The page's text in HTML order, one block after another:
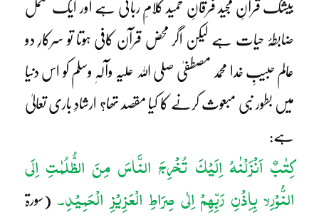
بیشک قرآنِ مجید فرقانِ حمید کلامِ ربانی ہے اور ایک مکمل
ضابطۂ حیات ہے لیکن اگر محض قرآن کافی ہوتا تو سرکارِ دو
عالم حبیبِ خدا محمد مصطفیٰ صلی اللہ علیہ وآلہٖ وسلم کو اس دنیا
میں بطور نبی مبعوث کرنے کا کیا مقصد تھا؟ ارشادِ باری تعالیٰ
ہے:
کِتٰبٌ اَنْزَلْنٰہُ اِلَیْکَ تُخْرِجَ النَّاسَ مِنَ الظُّلُمٰتِ اِلَی
النُّوْرِلا بِاِذْنِ رَبِّھِمْ اِلٰی صِرَاطِ الْعَزِیْزِ الْحَمِیْدِ۔ (سورۃ